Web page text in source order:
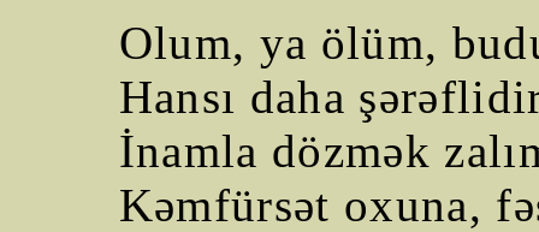
Olum, ya ölüm,
Hansı daha
İnamla dözmək
Kəmfürsət oxuna,